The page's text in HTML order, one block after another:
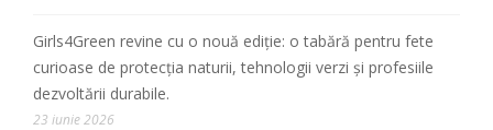
Girls4Green revine cu o nouă ediție: o tabără pentru fete
curioase de protecția naturii, tehnologii verzi și profesiile
dezvoltării durabile.
23 iunie 2026